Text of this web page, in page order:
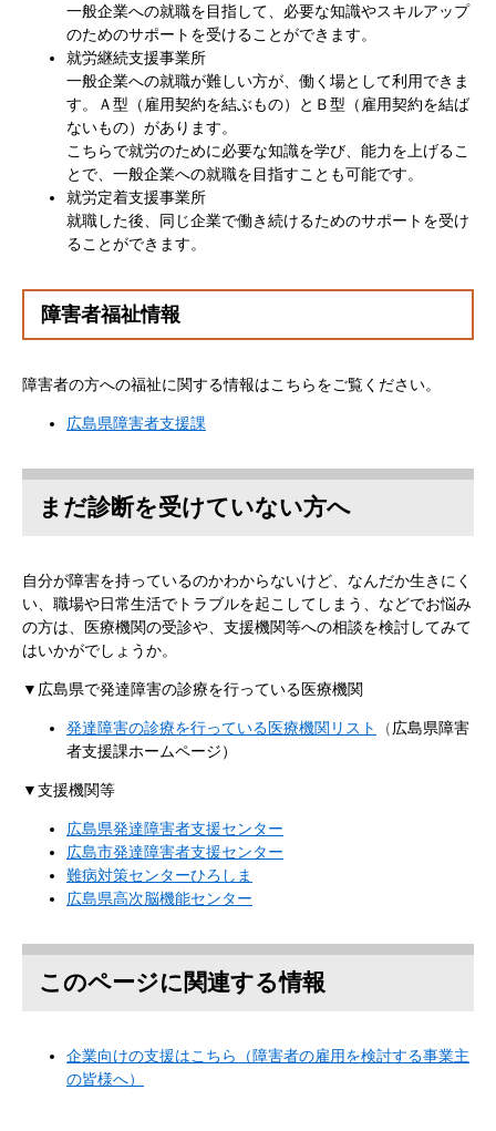
一般企業への就職を目指して、必要な知識やスキルアップ
のためのサポートを受けることができます。
就労継続支援事業所
一般企業への就職が難しい方が、働く場として利用できま
す。Ａ型（雇用契約を結ぶもの）とＢ型（雇用契約を結ば
ないもの）があります。
こちらで就労のために必要な知識を学び、能力を上げるこ
とで、一般企業への就職を目指すことも可能です。
就労定着支援事業所
就職した後、同じ企業で働き続けるためのサポートを受け
ることができます。
障害者福祉情報
障害者の方への福祉に関する情報はこちらをご覧ください。
広島県障害者支援課
まだ診断を受けていない方へ
自分が障害を持っているのかわからないけど、なんだか生きにく
い、職場や日常生活でトラブルを起こしてしまう、などでお悩み
の方は、医療機関の受診や、支援機関等への相談を検討してみて
はいかがでしょうか。
▼​広島県で発達障害の診療を行っている医療機関
発達障害の診療を行っている医療機関リスト （広島県障害
者支援課ホームページ）
▼支援機関等
広島県発達障害者支援センター
広島市発達障害者支援センター
難病対策センターひろしま
広島県高次脳機能センター
このページに関連する情報
企業向けの支援はこちら（障害者の雇用を検討する事業主
の皆様へ）